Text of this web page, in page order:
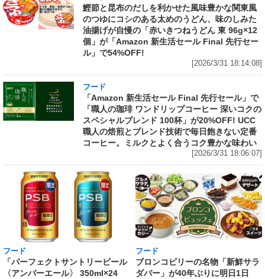
鰹節と昆布のだしを利かせた風味豊かな関東風
のつゆにコシのある太めのうどん、味のしみた
油揚げが自慢の「赤いきつねうどん 東 96g×12
個」が「Amazon 新生活セール Final 先行セー
ル」で54%OFF!
[2026/3/31 18:14:08]
フード
「Amazon 新生活セール Final 先行セール」で
「職人の珈琲 ワンドリップコーヒー 深いコクの
スペシャルブレンド 100杯」が20%OFF! UCC
職人の焙煎とブレンド技術で毎日飽きない定番
コーヒー。ミルクとよく合うコク豊かな味わい
[2026/3/31 18:06:07]
フード
「パーフェクトサントリービール
〈アンバーエール〉 350ml×24
フード
ブロンコビリーの名物「新鮮サラ
ダバー」が40年ぶりに明日1日